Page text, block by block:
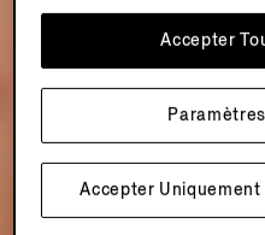
Accepter
Accepter